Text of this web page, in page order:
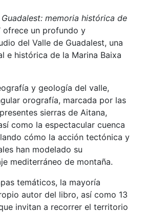
memoria histórica de
ofrece un profundo y
del Valle de Guadalest, una
e histórica de la Marina Baixa
y geología del valle,
orografía, marcada por las
sierras de Aitana,
como la espectacular cuenca
cómo la acción tectónica y
han modelado su
mediterráneo de montaña.
temáticos, la mayoría
autor del libro, así como 13
invitan a recorrer el territorio